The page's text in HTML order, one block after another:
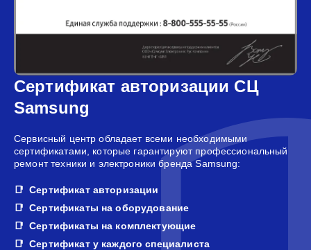
Сертификат авторизации СЦ
Samsung
Сервисный центр обладает всеми необходимыми
сертификатами, которые гарантируют профессиональный
ремонт техники и электроники бренда Samsung:
Сертификат авторизации
Сертификаты на оборудование
Сертификаты на комплектующие
Сертификат у каждого специалиста